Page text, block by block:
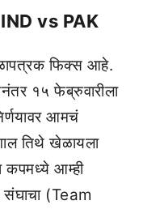
vs PAK
फिक्स आहे.
१५ फेब्रुवारीला
आमचं
तिथे खेळायला
कपमध्ये आम्ही
संघाचा (Team